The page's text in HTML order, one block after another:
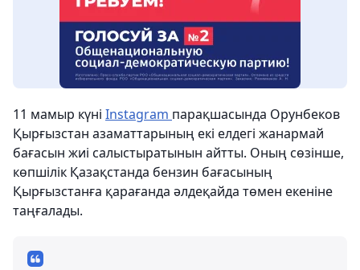
11 мамыр күні Instagram парақшасында Орунбеков
Қырғызстан азаматтарының екі елдегі жанармай
бағасын жиі салыстыратынын айтты. Оның сөзінше,
көпшілік Қазақстанда бензин бағасының
Қырғызстанға қарағанда әлдеқайда төмен екеніне
таңғалады.